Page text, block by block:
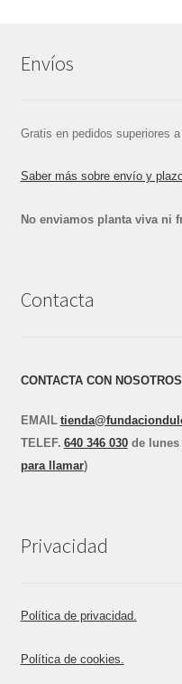
Envíos
Gratis en pedidos superiores
Saber más sobre envío y
No enviamos planta viva ni
Contacta
CONTACTA CON NOSOTROS
EMAIL
TELEF. 640 346 030de lunes
para llamar)
Privacidad
Política de privacidad.
Política de cookies.